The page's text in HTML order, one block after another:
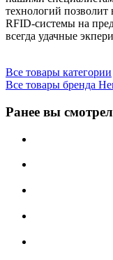
технологий
RFID-системы на
всегда удачные
Все товары категории
Все товары бренда
Ранее вы